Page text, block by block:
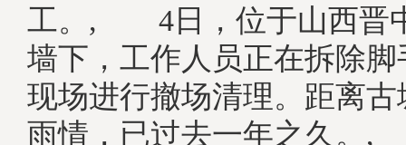
工。, 4日，位于山西晋
墙下，工作人员正在拆除
现场进行撤场清理。距离
雨情，已过去一年之久。